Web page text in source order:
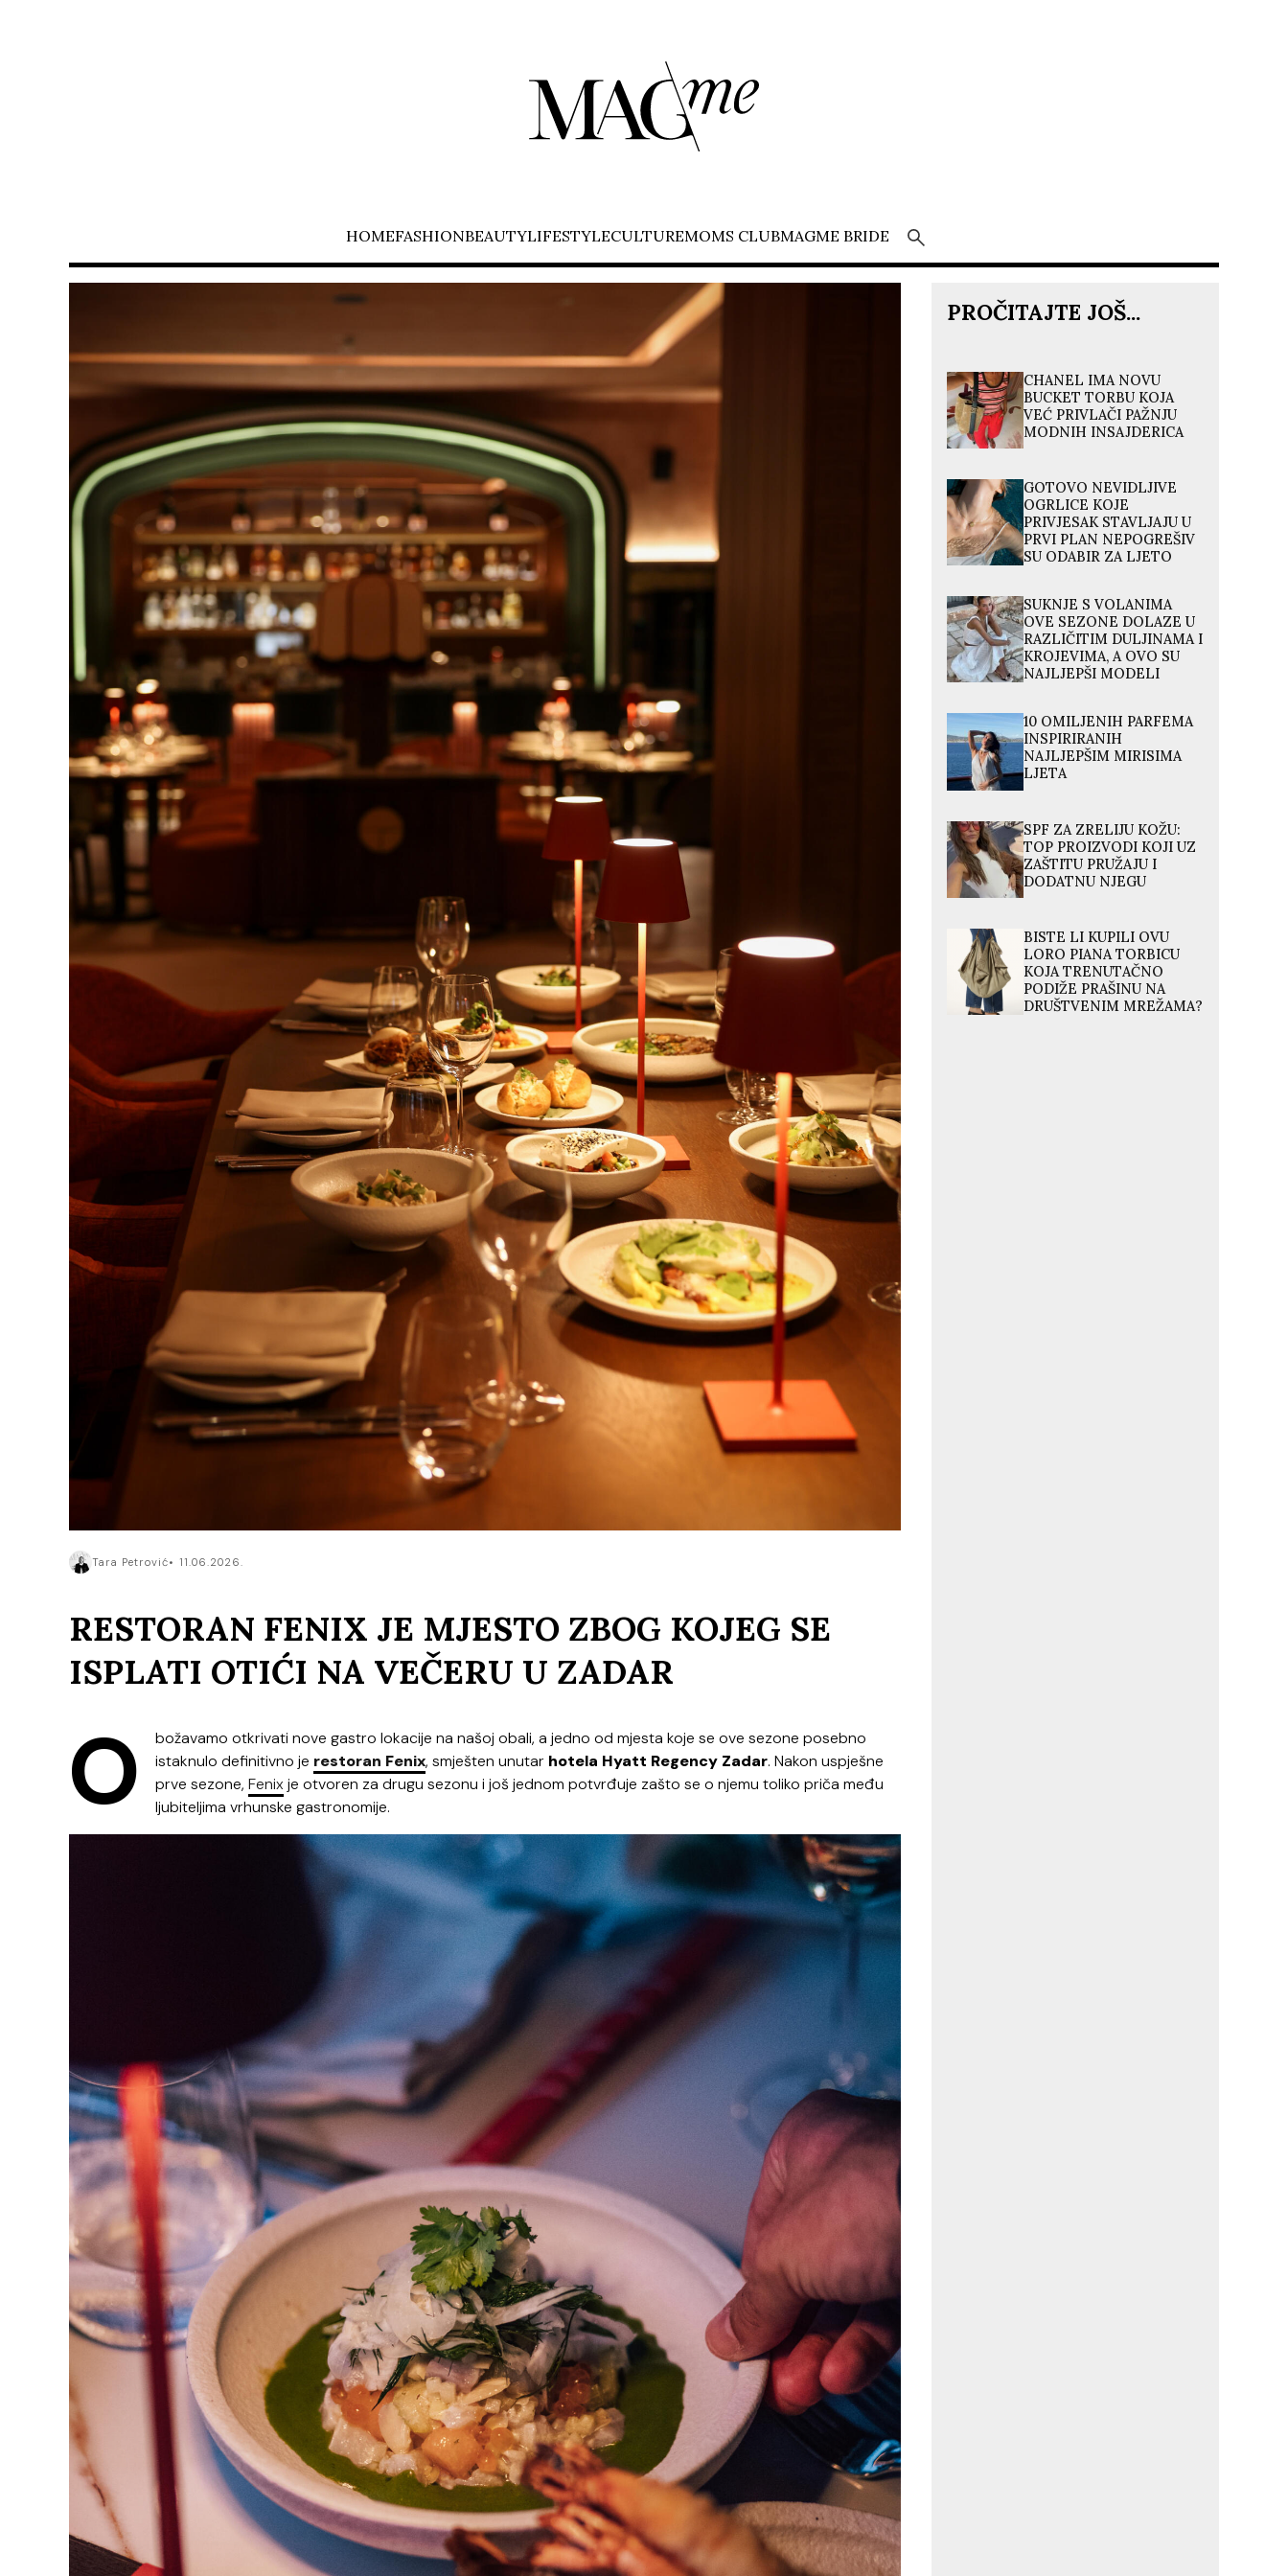
HOMEFASHIONBEAUTYLIFESTYLECULTUREMOMS CLUBMAGME BRIDE
Tara Petrović 11.06.2026.
RESTORAN FENIX JE MJESTO ZBOG KOJEG SE
ISPLATI OTIĆI NA VEČERU U ZADAR
O
božavamo otkrivati nove gastro lokacije na našoj obali, a jedno od mjesta koje se ove sezone posebno
istaknulo definitivno je restoran Fenix, smješten unutar hotela Hyatt Regency Zadar. Nakon uspješne
prve sezone, Fenix je otvoren za drugu sezonu i još jednom potvrđuje zašto se o njemu toliko priča među
ljubiteljima vrhunske gastronomije.
PROČITAJTE JOŠ...
CHANEL IMA NOVU
BUCKET TORBU KOJA
VEĆ PRIVLAČI PAŽNJU
MODNIH INSAJDERICA
GOTOVO NEVIDLJIVE
OGRLICE KOJE
PRIVJESAK STAVLJAJU U
PRVI PLAN NEPOGREŠIV
SU ODABIR ZA LJETO
SUKNJE S VOLANIMA
OVE SEZONE DOLAZE U
RAZLIČITIM DULJINAMA I
KROJEVIMA, A OVO SU
NAJLJEPŠI MODELI
10 OMILJENIH PARFEMA
INSPIRIRANIH
NAJLJEPŠIM MIRISIMA
LJETA
SPF ZA ZRELIJU KOŽU:
TOP PROIZVODI KOJI UZ
ZAŠTITU PRUŽAJU I
DODATNU NJEGU
BISTE LI KUPILI OVU
LORO PIANA TORBICU
KOJA TRENUTAČNO
PODIŽE PRAŠINU NA
DRUŠTVENIM MREŽAMA?